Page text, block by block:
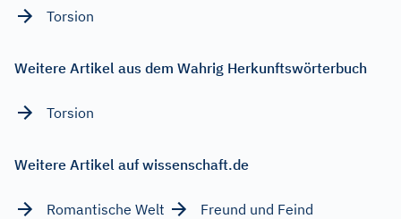
Torsion
Weitere Artikel aus dem Wahrig Herkunftswörterbuch
Torsion
Weitere Artikel auf wissenschaft.de
Romantische Welt
Freund und Feind